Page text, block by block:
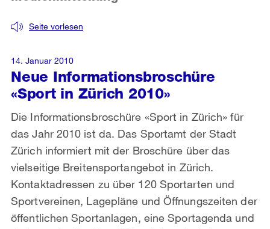
Neue Informationsbroschüre
«Sport in Zürich 2010»
Seite vorlesen
Die Informationsbroschüre «Sport in Zürich» für
das Jahr 2010 ist da. Das Sportamt der Stadt
Zürich informiert mit der Broschüre über das
vielseitige Breitensportangebot in Zürich.
Kontaktadressen zu über 120 Sportarten und
Sportvereinen, Lagepläne und Öffnungszeiten der
öffentlichen Sportanlagen, eine Sportagenda und
14. Januar 2010